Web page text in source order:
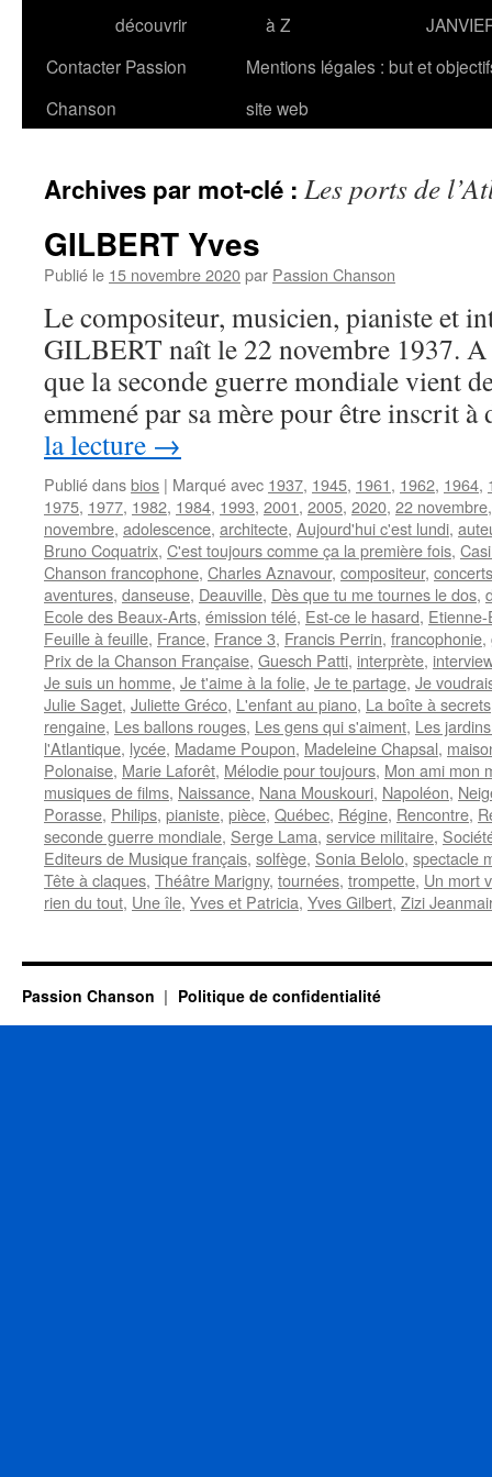
découvrir
à Z
Contacter Passion
Chanson
Mentions légales : but et
site web
Archives par mot-clé : Les ports de
GILBERT Yves
Publié le 15 novembre 2020par Passion Chanson
Le compositeur, musicien, pianiste et
GILBERT naît le 22 novembre 1937. A
que la seconde guerre mondiale vient
emmené par sa mère pour être inscrit
la lecture →
Publié dansbios | Marqué avec 1937, 1945, 1961, 1962, 1964,
1975, 1977, 1982, 1984, 1993, 2001, 2005, 2020, 22 novembre
novembre, adolescence, architecte, Aujourd'hui c'est lundi,
Bruno Coquatrix, C'est toujours comme ça la première fois,
Chanson francophone, Charles Aznavour, compositeur, concerts
aventures, danseuse, Deauville, Dès que tu me tournes le dos,
Ecole des Beaux-Arts, émission télé, Est-ce le hasard,
Feuille à feuille, France, France 3, Francis Perrin, francophonie,
Prix de la Chanson Française, Guesch Patti, interprète,
Je suis un homme, Je t'aime à la folie, Je te partage, Je
Julie Saget, Juliette Gréco, L'enfant au piano, La boîte à secrets
rengaine, Les ballons rouges, Les gens qui s'aiment, Les
l'Atlantique, lycée, Madame Poupon, Madeleine Chapsal,
Polonaise, Marie Laforêt, Mélodie pour toujours, Mon ami mon
musiques de films, Naissance, Nana Mouskouri, Napoléon,
Porasse, Philips, pianiste, pièce, Québec, Régine, Rencontre,
seconde guerre mondiale, Serge Lama, service militaire,
Editeurs de Musique français, solfège, Sonia Belolo, spectacle
Tête à claques, Théâtre Marigny, tournées, trompette, Un mort
rien du tout, Une île, Yves et Patricia, Yves Gilbert, Zizi
Passion Chanson Politique de confidentialité